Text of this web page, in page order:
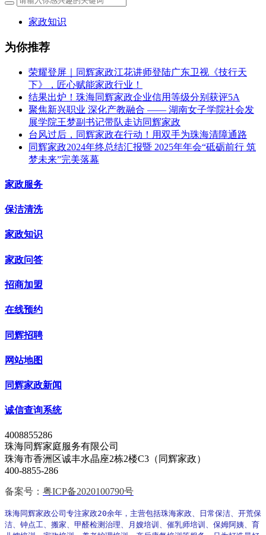
家政知识
为你推荐
荣耀登屏｜同辉家政江花讲师登陆广东卫视《技行天
下》，匠心赋能家政行业！
结果出炉！珠海同辉家政企业信用等级分别获评5A
聚焦新兴职业 深化产教融合 —— 湖南女子学院社会发
展学院王梦副书记带队走访同辉家政
台风过后，同辉家政在行动！用双手为珠海清障通路
同辉家政2024年终总结汇报暨 2025年年会“砥砺前行 筑
梦未来”完美落幕
家政服务
保洁清洗
家政知识
家政问答
招商加盟
在线预约
同辉招聘
网站地图
同辉家政新闻
诚信查询系统
4008855286
珠海同辉家庭服务有限公司
珠海市香洲区诚丰水晶座2栋2楼C3（同辉家政）
400-8855-286
备案号： 粤ICP备2020100790号
珠海同辉家政公司专注家政20余年，主营包括珠海家政、日常保洁、开荒保
洁、钟点工、搬家、甲醛检测治理、月嫂培训、催乳师培训、保姆阿姨、育